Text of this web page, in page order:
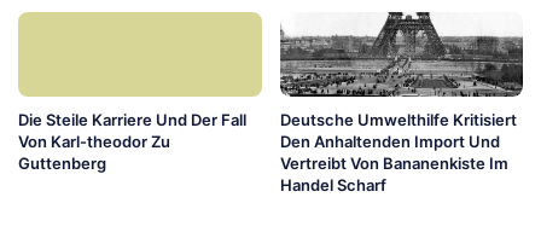
Die Steile Karriere Und Der Fall
Von Karl-theodor Zu
Guttenberg
Deutsche Umwelthilfe Kritisiert
Den Anhaltenden Import Und
Vertreibt Von Bananenkiste Im
Handel Scharf